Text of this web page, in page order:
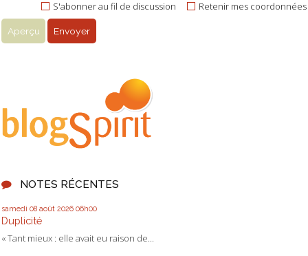
NOTES RÉCENTES
samedi 08 août 2026 06h00
Duplicité
« Tant mieux : elle avait eu raison de...
Retenir mes coordonnées
S'abonner au fil de discussion